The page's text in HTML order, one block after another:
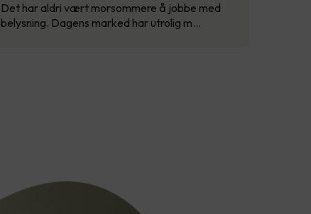
Det har aldri vært morsommere å jobbe med
belysning. Dagens marked har utrolig m…